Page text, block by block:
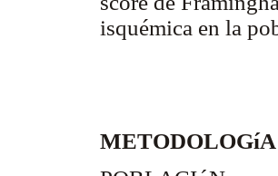
isquémica en la
METODOLOGíA